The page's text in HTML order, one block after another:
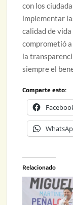
con los
implementar
calidad de
comprometió
la
siempre el
Comparte esto:
Relacionado